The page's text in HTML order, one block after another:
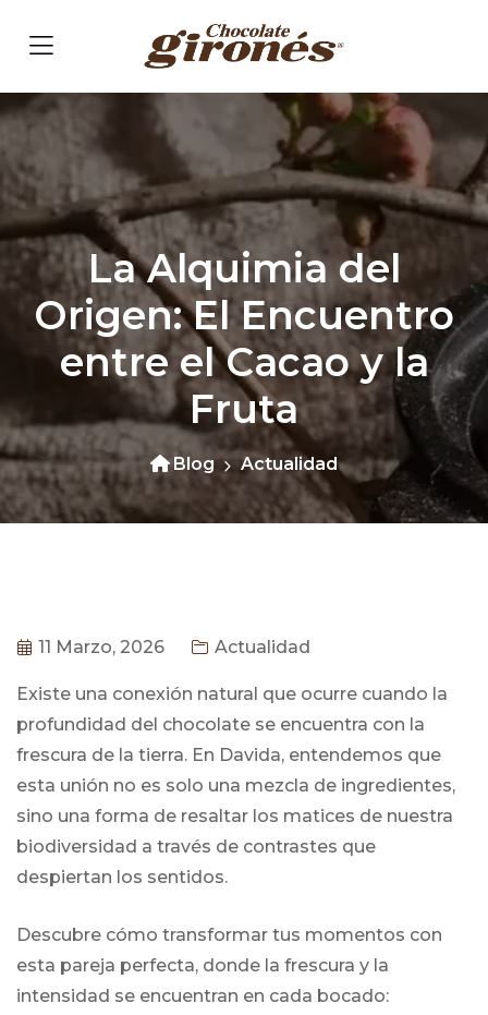
La Alquimia del
Origen: El Encuentro
entre el Cacao y la
Fruta
Blog Actualidad
11 Marzo, 2026 Actualidad
Existe una conexión natural que ocurre cuando la
profundidad del chocolate se encuentra con la
frescura de la tierra. En Davida, entendemos que
esta unión no es solo una mezcla de ingredientes,
sino una forma de resaltar los matices de nuestra
biodiversidad a través de contrastes que
despiertan los sentidos.
Descubre cómo transformar tus momentos con
esta pareja perfecta, donde la frescura y la
intensidad se encuentran en cada bocado: